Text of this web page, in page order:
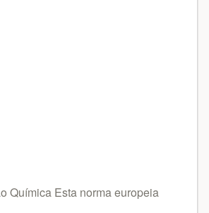
Química Esta norma europeia